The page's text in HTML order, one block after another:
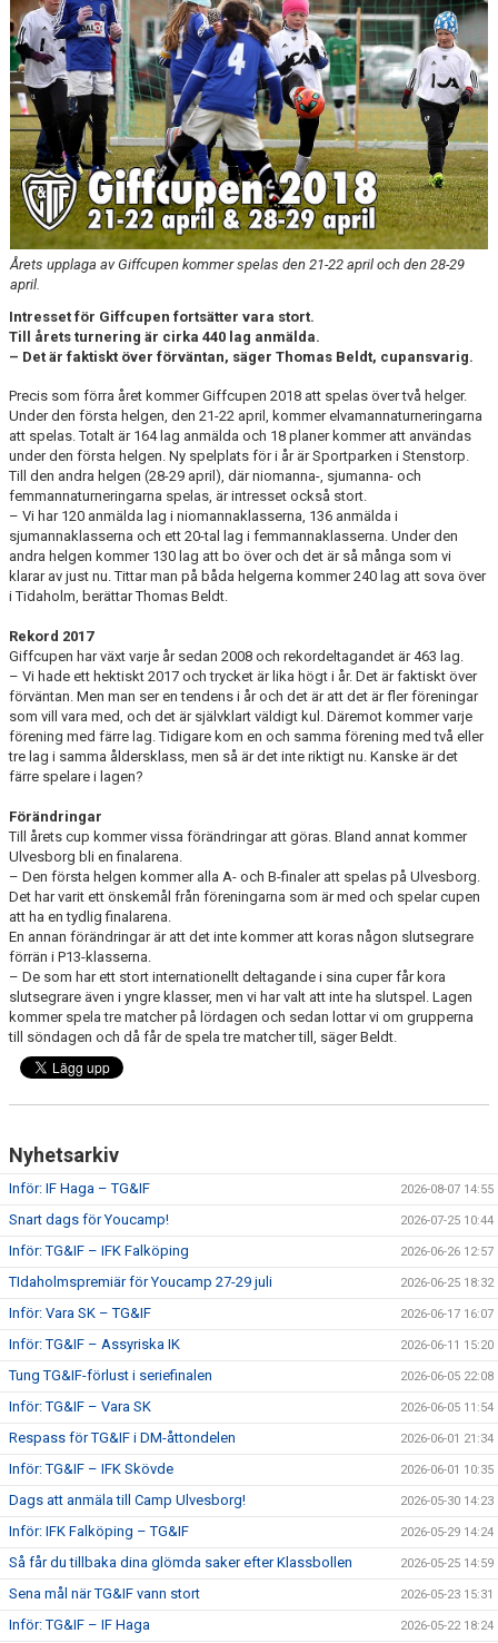
CUPER ARBETSBESKRIVNING
PLANSCHEMA
Årets upplaga av Giffcupen kommer spelas den 21-22 april och den 28-29
april.
Intresset för Giffcupen fortsätter vara stort.
Till årets turnering är cirka 440 lag anmälda.
– Det är faktiskt över förväntan, säger Thomas Beldt, cupansvarig.
Precis som förra året kommer Giffcupen 2018 att spelas över två helger.
Under den första helgen, den 21-22 april, kommer elvamannaturneringarna
att spelas. Totalt är 164 lag anmälda och 18 planer kommer att användas
under den första helgen. Ny spelplats för i år är Sportparken i Stenstorp.
Till den andra helgen (28-29 april), där niomanna-, sjumanna- och
femmannaturneringarna spelas, är intresset också stort.
– Vi har 120 anmälda lag i niomannaklasserna, 136 anmälda i
sjumannaklasserna och ett 20-tal lag i femmannaklasserna. Under den
andra helgen kommer 130 lag att bo över och det är så många som vi
klarar av just nu. Tittar man på båda helgerna kommer 240 lag att sova över
i Tidaholm, berättar Thomas Beldt.
Rekord 2017
Giffcupen har växt varje år sedan 2008 och rekordeltagandet är 463 lag.
– Vi hade ett hektiskt 2017 och trycket är lika högt i år. Det är faktiskt över
förväntan. Men man ser en tendens i år och det är att det är fler föreningar
som vill vara med, och det är självklart väldigt kul. Däremot kommer varje
förening med färre lag. Tidigare kom en och samma förening med två eller
tre lag i samma åldersklass, men så är det inte riktigt nu. Kanske är det
färre spelare i lagen?
Förändringar
Till årets cup kommer vissa förändringar att göras. Bland annat kommer
Ulvesborg bli en finalarena.
– Den första helgen kommer alla A- och B-finaler att spelas på Ulvesborg.
Det har varit ett önskemål från föreningarna som är med och spelar cupen
att ha en tydlig finalarena.
En annan förändringar är att det inte kommer att koras någon slutsegrare
förrän i P13-klasserna.
– De som har ett stort internationellt deltagande i sina cuper får kora
slutsegrare även i yngre klasser, men vi har valt att inte ha slutspel. Lagen
kommer spela tre matcher på lördagen och sedan lottar vi om grupperna
till söndagen och då får de spela tre matcher till, säger Beldt.
Nyhetsarkiv
Inför: IF Haga – TG&IF 2026-08-07 14:55
Snart dags för Youcamp! 2026-07-25 10:44
Inför: TG&IF – IFK Falköping 2026-06-26 12:57
TIdaholmspremiär för Youcamp 27-29 juli 2026-06-25 18:32
Inför: Vara SK – TG&IF 2026-06-17 16:07
Inför: TG&IF – Assyriska IK 2026-06-11 15:20
Tung TG&IF-förlust i seriefinalen 2026-06-05 22:08
Inför: TG&IF – Vara SK 2026-06-05 11:54
Respass för TG&IF i DM-åttondelen 2026-06-01 21:34
Inför: TG&IF – IFK Skövde 2026-06-01 10:35
Dags att anmäla till Camp Ulvesborg! 2026-05-30 14:23
Inför: IFK Falköping – TG&IF 2026-05-29 14:24
Så får du tillbaka dina glömda saker efter Klassbollen 2026-05-25 14:59
Sena mål när TG&IF vann stort 2026-05-23 15:31
Inför: TG&IF – IF Haga 2026-05-22 18:24